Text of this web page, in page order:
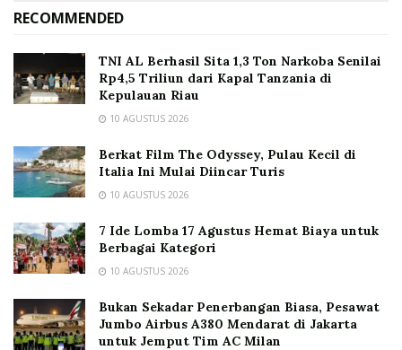
RECOMMENDED
TNI AL Berhasil Sita 1,3 Ton Narkoba Senilai
Rp4,5 Triliun dari Kapal Tanzania di
Kepulauan Riau
10 AGUSTUS 2026
Berkat Film The Odyssey, Pulau Kecil di
Italia Ini Mulai Diincar Turis
10 AGUSTUS 2026
7 Ide Lomba 17 Agustus Hemat Biaya untuk
Berbagai Kategori
10 AGUSTUS 2026
Bukan Sekadar Penerbangan Biasa, Pesawat
Jumbo Airbus A380 Mendarat di Jakarta
untuk Jemput Tim AC Milan